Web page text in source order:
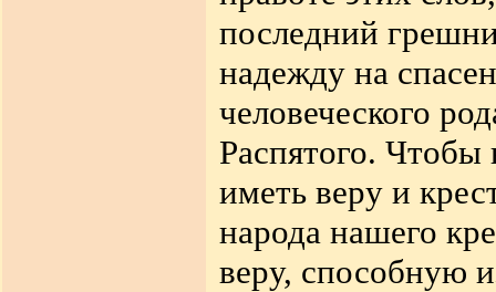
последний
надежду на
человеческого
Распятого.
иметь веру и
народа нашего
веру, способную